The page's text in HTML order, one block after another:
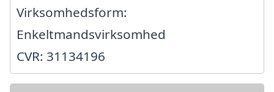
Virksomhedsform:
Enkeltmandsvirksomhed
CVR: 31134196